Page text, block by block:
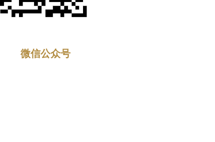
微信公众号